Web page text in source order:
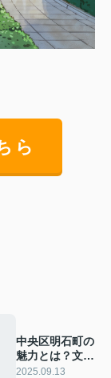
ら
中央区明石町の
魅力とは？文化
と教育の街をご
2025.09.13